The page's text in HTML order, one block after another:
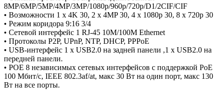
8MP/6MP/5MP/4MP/3MP/1080p/960p/720p/D1/2CIF/CIF
• Возможности 1 x 4K 30, 2 x 4MP 30, 4 x 1080p 30, 8 x 720p 30
• Режим коридора 9:16 3/4
• Сетевой интерфейс 1 RJ-45 10M/100M Ethernet
• Протоколы P2P, UPnP, NTP, DHCP, PPPoE
• USB-интерфейс 1 x USB2.0 на задней панели ,1 x USB2.0 на
передней панели.
• POE 8 независимых сетевых интерфейсов с поддержкой PoE
100 Мбит/с, IEEE 802.3af/at, макс 30 Вт на один порт, макс 130
Вт на все порты.